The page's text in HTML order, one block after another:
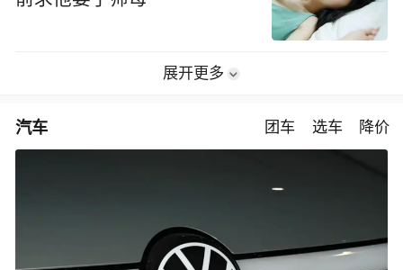
展开更多
汽车 团车 选车 降价